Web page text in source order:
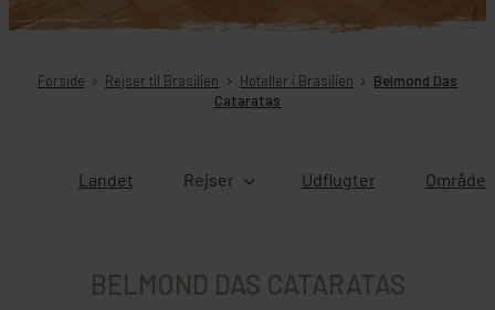
Forside Rejser til Brasilien Hoteller i Brasilien
Belmond Das
Cataratas
Landet Rejser Udflugter
BELMOND DAS CATARATAS